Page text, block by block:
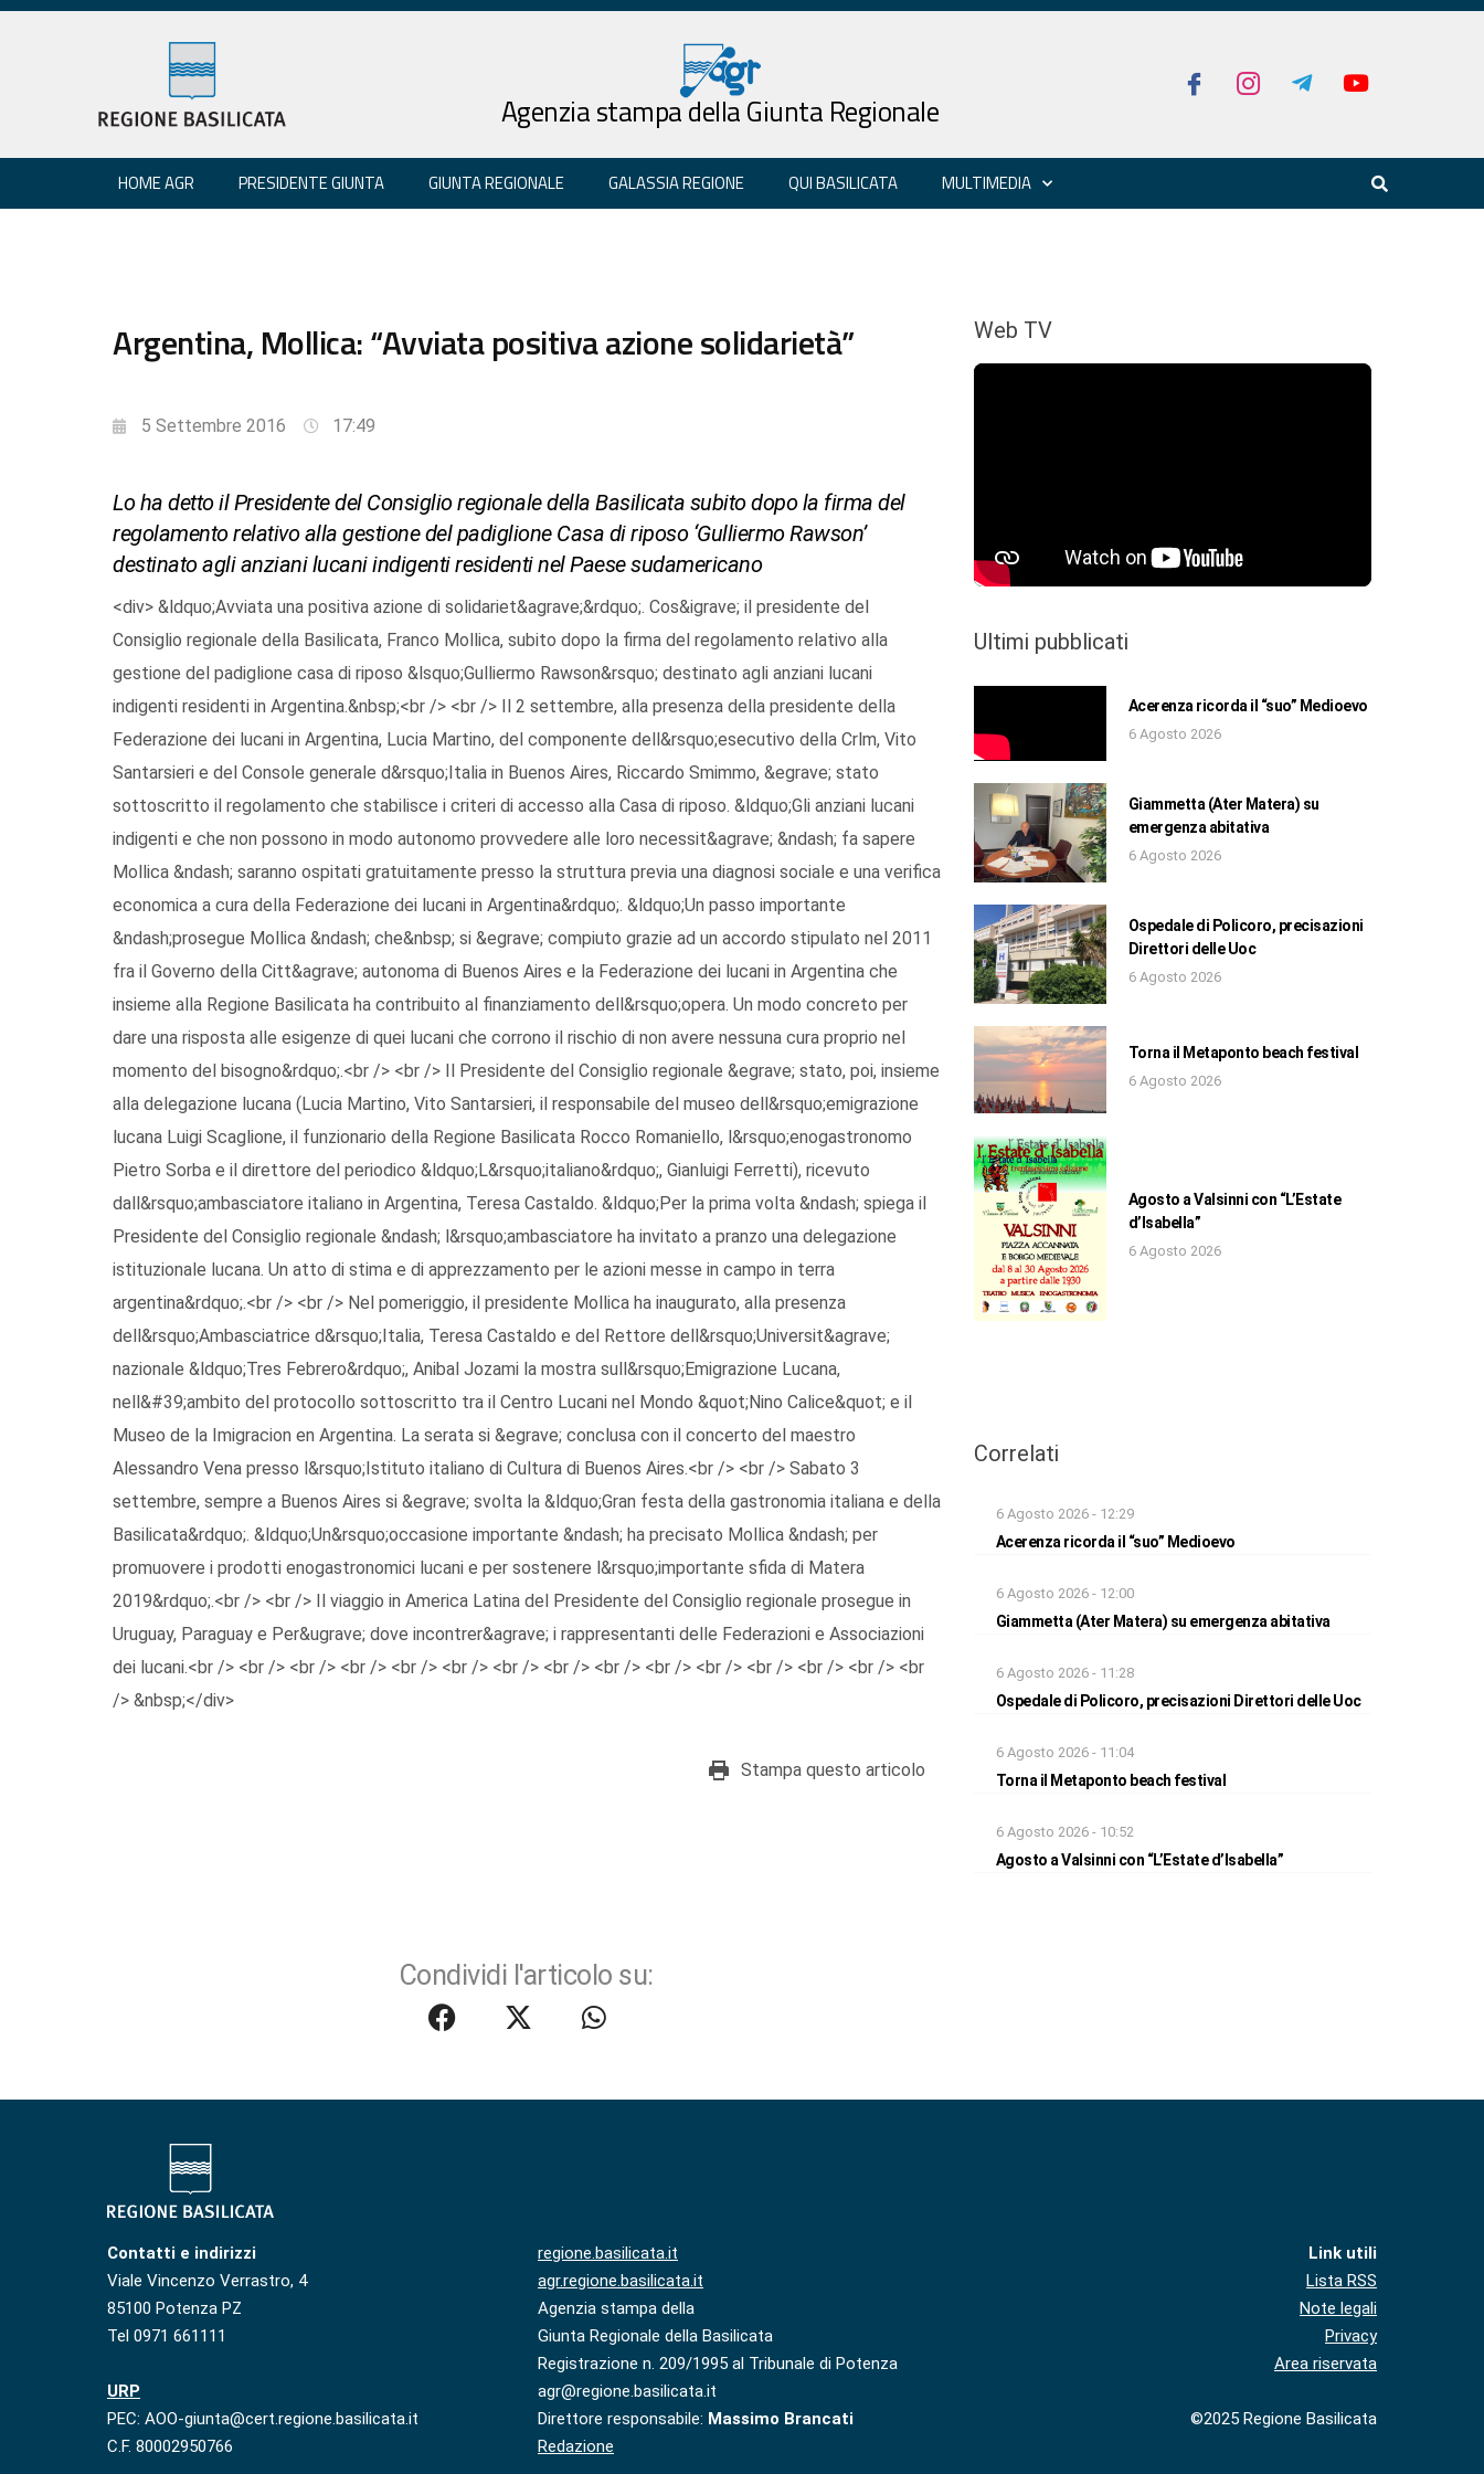
Agenzia stampa della Giunta Regionale
HOME AGR PRESIDENTE GIUNTA GIUNTA REGIONALE GALASSIA REGIONE QUI BASILICATA MULTIMEDIA
Argentina, Mollica: “Avviata positiva azione solidarietà”
5 Settembre 2016 17:49
Lo ha detto il Presidente del Consiglio regionale della Basilicata subito dopo la firma del
regolamento relativo alla gestione del padiglione Casa di riposo ‘Gulliermo Rawson’
destinato agli anziani lucani indigenti residenti nel Paese sudamericano
<div> &ldquo;Avviata una positiva azione di solidariet&agrave;&rdquo;. Cos&igrave; il presidente del
Consiglio regionale della Basilicata, Franco Mollica, subito dopo la firma del regolamento relativo alla
gestione del padiglione casa di riposo &lsquo;Gulliermo Rawson&rsquo; destinato agli anziani lucani
indigenti residenti in Argentina.&nbsp;<br /> <br /> Il 2 settembre, alla presenza della presidente della
Federazione dei lucani in Argentina, Lucia Martino, del componente dell&rsquo;esecutivo della Crlm, Vito
Santarsieri e del Console generale d&rsquo;Italia in Buenos Aires, Riccardo Smimmo, &egrave; stato
sottoscritto il regolamento che stabilisce i criteri di accesso alla Casa di riposo. &ldquo;Gli anziani lucani
indigenti e che non possono in modo autonomo provvedere alle loro necessit&agrave; &ndash; fa sapere
Mollica &ndash; saranno ospitati gratuitamente presso la struttura previa una diagnosi sociale e una verifica
economica a cura della Federazione dei lucani in Argentina&rdquo;. &ldquo;Un passo importante
&ndash;prosegue Mollica &ndash; che&nbsp; si &egrave; compiuto grazie ad un accordo stipulato nel 2011
fra il Governo della Citt&agrave; autonoma di Buenos Aires e la Federazione dei lucani in Argentina che
insieme alla Regione Basilicata ha contribuito al finanziamento dell&rsquo;opera. Un modo concreto per
dare una risposta alle esigenze di quei lucani che corrono il rischio di non avere nessuna cura proprio nel
momento del bisogno&rdquo;.<br /> <br /> Il Presidente del Consiglio regionale &egrave; stato, poi, insieme
alla delegazione lucana (Lucia Martino, Vito Santarsieri, il responsabile del museo dell&rsquo;emigrazione
lucana Luigi Scaglione, il funzionario della Regione Basilicata Rocco Romaniello, l&rsquo;enogastronomo
Pietro Sorba e il direttore del periodico &ldquo;L&rsquo;italiano&rdquo;, Gianluigi Ferretti), ricevuto
dall&rsquo;ambasciatore italiano in Argentina, Teresa Castaldo. &ldquo;Per la prima volta &ndash; spiega il
Presidente del Consiglio regionale &ndash; l&rsquo;ambasciatore ha invitato a pranzo una delegazione
istituzionale lucana. Un atto di stima e di apprezzamento per le azioni messe in campo in terra
argentina&rdquo;.<br /> <br /> Nel pomeriggio, il presidente Mollica ha inaugurato, alla presenza
dell&rsquo;Ambasciatrice d&rsquo;Italia, Teresa Castaldo e del Rettore dell&rsquo;Universit&agrave;
nazionale &ldquo;Tres Febrero&rdquo;, Anibal Jozami la mostra sull&rsquo;Emigrazione Lucana,
nell&#39;ambito del protocollo sottoscritto tra il Centro Lucani nel Mondo &quot;Nino Calice&quot; e il
Museo de la Imigracion en Argentina. La serata si &egrave; conclusa con il concerto del maestro
Alessandro Vena presso l&rsquo;Istituto italiano di Cultura di Buenos Aires.<br /> <br /> Sabato 3
settembre, sempre a Buenos Aires si &egrave; svolta la &ldquo;Gran festa della gastronomia italiana e della
Basilicata&rdquo;. &ldquo;Un&rsquo;occasione importante &ndash; ha precisato Mollica &ndash; per
promuovere i prodotti enogastronomici lucani e per sostenere l&rsquo;importante sfida di Matera
2019&rdquo;.<br /> <br /> Il viaggio in America Latina del Presidente del Consiglio regionale prosegue in
Uruguay, Paraguay e Per&ugrave; dove incontrer&agrave; i rappresentanti delle Federazioni e Associazioni
dei lucani.<br /> <br /> <br /> <br /> <br /> <br /> <br /> <br /> <br /> <br /> <br /> <br /> <br /> <br /> <br
/> &nbsp;</div>
Stampa questo articolo
Condividi l'articolo su:
Web TV
Ultimi pubblicati
Acerenza ricorda il “suo” Medioevo
6 Agosto 2026
Giammetta (Ater Matera) su
emergenza abitativa
6 Agosto 2026
Ospedale di Policoro, precisazioni
Direttori delle Uoc
6 Agosto 2026
Torna il Metaponto beach festival
6 Agosto 2026
Agosto a Valsinni con “L’Estate
d’Isabella”
6 Agosto 2026
Correlati
6 Agosto 2026 - 12:29
Acerenza ricorda il “suo” Medioevo
6 Agosto 2026 - 12:00
Giammetta (Ater Matera) su emergenza abitativa
6 Agosto 2026 - 11:28
Ospedale di Policoro, precisazioni Direttori delle Uoc
6 Agosto 2026 - 11:04
Torna il Metaponto beach festival
6 Agosto 2026 - 10:52
Agosto a Valsinni con “L’Estate d’Isabella”
Contatti e indirizzi
Viale Vincenzo Verrastro, 4
85100 Potenza PZ
Tel 0971 661111
URP
PEC: AOO-giunta@cert.regione.basilicata.it
C.F. 80002950766
regione.basilicata.it
agr.regione.basilicata.it
Agenzia stampa della
Giunta Regionale della Basilicata
Registrazione n. 209/1995 al Tribunale di Potenza
agr@regione.basilicata.it
Direttore responsabile: Massimo Brancati
Redazione
Link utili
Lista RSS
Note legali
Privacy
Area riservata
©2025 Regione Basilicata